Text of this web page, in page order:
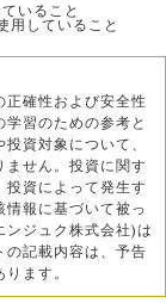
いること
用していること
確性および安全性
習のための参考と
資対象について、
ません。投資に関す
投資によって発生す
報に基づいて被っ
ジュク株式会社)は
の記載内容は、予告
ます。